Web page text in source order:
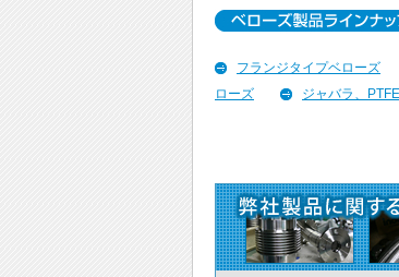
フランジタイプベローズ
ローズ
ジャバラ、